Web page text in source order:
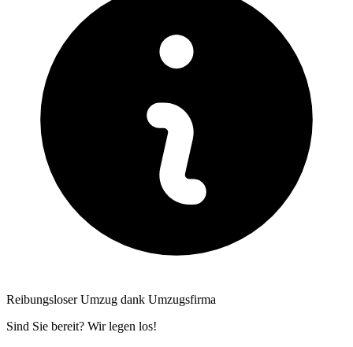
Reibungsloser Umzug dank Umzugsfirma
Sind Sie bereit? Wir legen los!